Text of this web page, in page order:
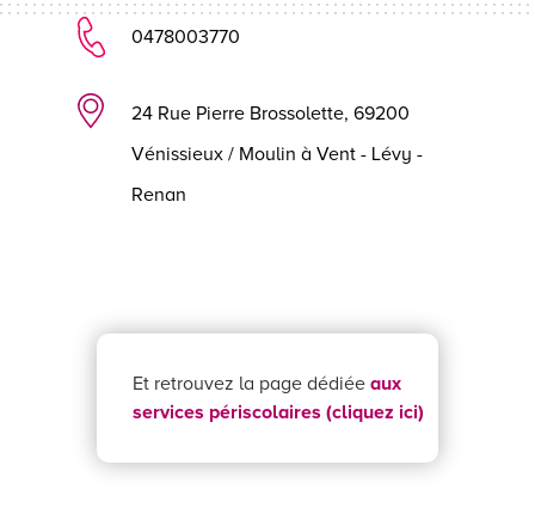
0478003770
24 Rue Pierre Brossolette, 69200
Vénissieux / Moulin à Vent - Lévy -
Renan
Et retrouvez la page dédiée aux
services périscolaires (cliquez ici)